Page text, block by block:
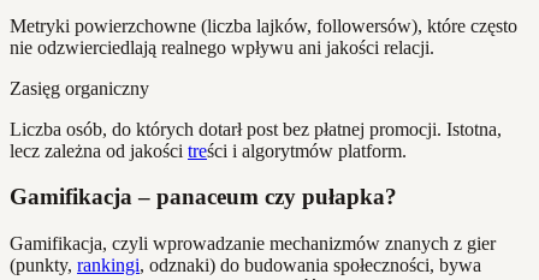
Metryki powierzchowne (liczba lajków, followersów), które często
nie odzwierciedlają realnego wpływu ani jakości relacji.
Zasięg organiczny
Liczba osób, do których dotarł post bez płatnej promocji. Istotna,
lecz zależna od jakości treści i algorytmów platform.
Gamifikacja – panaceum czy pułapka?
Gamifikacja, czyli wprowadzanie mechanizmów znanych z gier
(punkty, rankingi, odznaki) do budowania społeczności, bywa